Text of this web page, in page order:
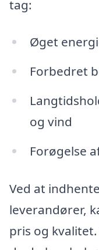
tag:
Øget
Forbedret
og vind
Forøgelse
Ved at
leverandører,
pris og